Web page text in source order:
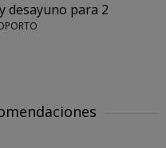
desayuno para 2